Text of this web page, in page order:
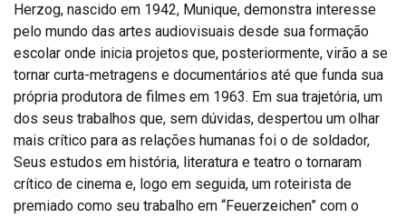
Herzog, nascido em 1942, Munique, demonstra interesse
pelo mundo das artes audiovisuais desde sua formação
escolar onde inicia projetos que, posteriormente, virão a se
tornar curta-metragens e documentários até que funda sua
própria produtora de filmes em 1963. Em sua trajetória, um
dos seus trabalhos que, sem dúvidas, despertou um olhar
mais crítico para as relações humanas foi o de soldador,
Seus estudos em história, literatura e teatro o tornaram
crítico de cinema e, logo em seguida, um roteirista de
premiado como seu trabalho em “Feuerzeichen” com o